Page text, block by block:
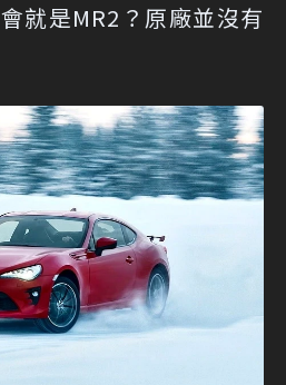
就是MR2？原廠並沒有